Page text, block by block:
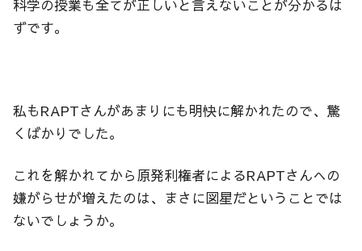
科学の授業も全てが正しいと言えないことが分かるは
ずです。
私もRAPTさんがあまりにも明快に解かれたので、驚
くばかりでした。
これを解かれてから原発利権者によるRAPTさんへの
嫌がらせが増えたのは、まさに図星だということでは
ないでしょうか。